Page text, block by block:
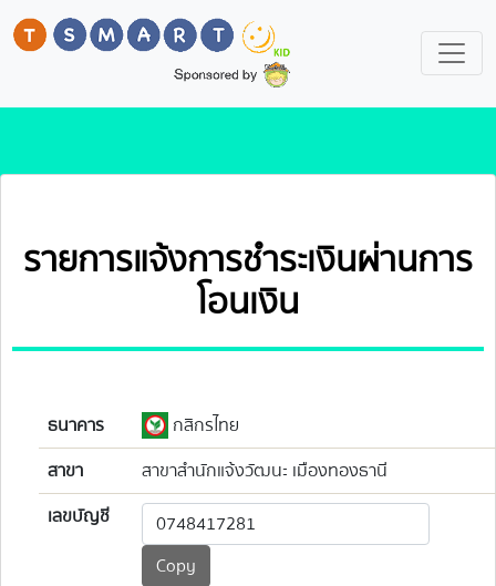
รายการแจ้งการชำระเงินผ่านการ
โอนเงิน
ธนาคาร
กสิกรไทย
สาขา
สาขาสำนักแจ้งวัฒนะ เมืองทองธานี
เลขบัญชี
Copy